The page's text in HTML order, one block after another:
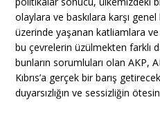
olaylara ve baskılara karşı
üzerinde yaşanan katliamlara
bu çevrelerin üzülmekten farklı
bunların sorumluları olan AKP,
Kıbrıs’a gerçek bir barış
duyarsızlığın ve sessizliğin